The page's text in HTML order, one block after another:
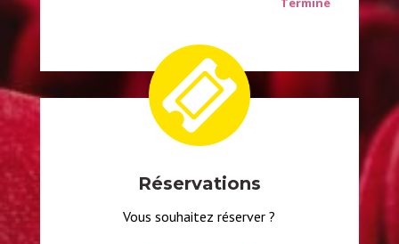
Réservations
Vous souhaitez réserver ?